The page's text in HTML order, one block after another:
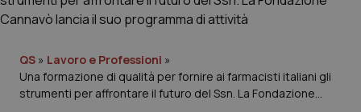
Cronache
Governo e Parlamento
Regioni e Asl
QS » Lavoro e Professioni »
Una formazione di qualità per fornire ai farmacisti italiani gli
strumenti per affrontare il futuro del Ssn. La Fondazione